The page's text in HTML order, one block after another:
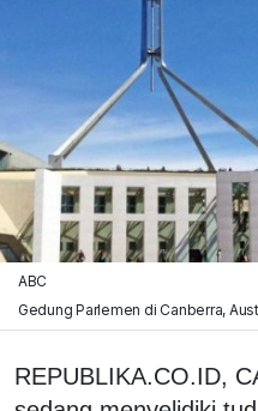
ABC
Gedung Parlemen di Canberra,
REPUBLIKA.CO.ID,